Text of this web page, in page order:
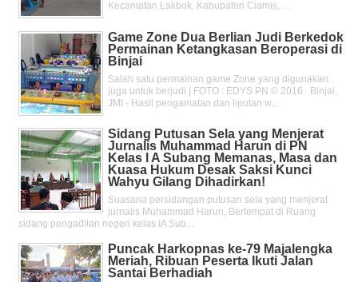
Kecamatan Lakbok, Kabupaten Ciamis, ...
Game Zone Dua Berlian Judi Berkedok
Permainan Ketangkasan Beroperasi di
Binjai
Salah satu permainan game Zone yang digunakan
juga untuk berjudi | FOTO : EDYS PN © 2016 Binjai,
JMI - Hasil pengamatan dan liputan w...
Sidang Putusan Sela yang Menjerat
Jurnalis Muhammad Harun di PN
Kelas l A Subang Memanas, Masa dan
Kuasa Hukum Desak Saksi Kunci
Wahyu Gilang Dihadirkan!
Suasana persidangan putusan sela yang menjerat
jurnalis Muhammad Harun, Bertempat di Ruang
sidang pengadilan negeri kelas IA Sub...
Puncak Harkopnas ke-79 Majalengka
Meriah, Ribuan Peserta Ikuti Jalan
Santai Berhadiah